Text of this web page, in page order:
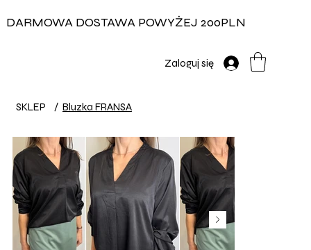
DARMOWA DOSTAWA POWYŻEJ 200PLN
Zaloguj się
SKLEP / Bluzka FRANSA